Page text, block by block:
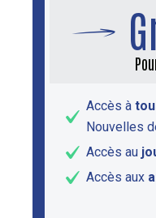
Accès à
Nouvelles
Accès au
Accès aux